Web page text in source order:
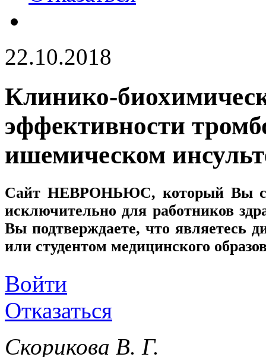
22.10.2018
Клинико-
эффективности
ишемическом
Сайт НЕВРОНЬЮС, который Вы
исключительно для работников
Вы подтверждаете, что являетесь
или студентом медицинского
Войти
Отказаться
Скорикова В. Г.